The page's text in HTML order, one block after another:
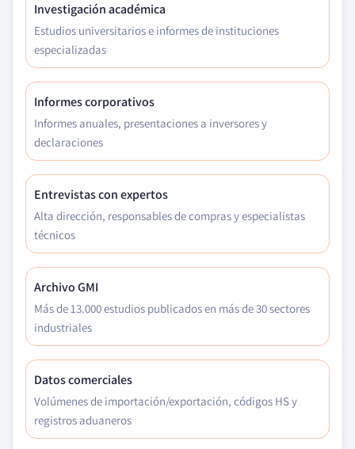
Investigación académica
Estudios universitarios e informes de instituciones
especializadas
Informes corporativos
Informes anuales, presentaciones a inversores y
declaraciones
Entrevistas con expertos
Alta dirección, responsables de compras y especialistas
técnicos
Archivo GMI
Más de 13.000 estudios publicados en más de 30 sectores
industriales
Datos comerciales
Volúmenes de importación/exportación, códigos HS y
registros aduaneros